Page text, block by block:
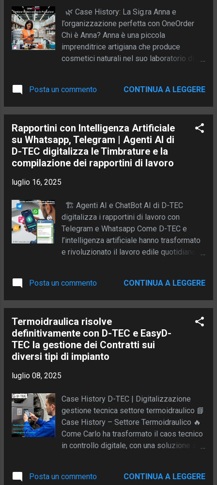
Settore: Installazione di impianti
fotovoltaici Cliente principale: Gruppo
nazionale di distribuzione energia
elettrica Flusso scelto: Gestito dal Back
Office (Rapporto Commessa + Giornalieri
grandi commesse , spesso assegnate da
stretti e obbligo ...
🌿 Case History: La Sig.ra Anna e
l’organizzazione perfetta con OneOrder
Chi è Anna? Anna è una piccola
imprenditrice artigiana che produce
cosmetici naturali nel suo laboratorio di
riflette nella qualità dei suoi prodotti, che
vengono venduti in diversi punti vendita
sul territorio tramite una rete di agenti
fidati. Il problema Anna si trova ogni
giorno a dover affrontare la stessa
difficoltà: garantire che i negozi rivenditori
abbiano sempre scorte sufficienti e che
azienda o telefonare. Ma c'è di più: una
volta ricevuto l’ordine, Anna deve passare
subito alla produzione , organizzando la
preparazione dei lotti in base alla richiesta
effettiva, senza perdere tempo in
fogli Excel. La soluzione? OneOrder.
Posta un commento CONTINUA A LEGGERE
Rapportini con Intelligenza Artificiale
su Whatsapp, Telegram | Agenti AI di
D-TEC digitalizza le Timbrature e la
compilazione dei rapportini di lavoro
luglio 16, 2025
🏗️ Agenti AI e ChatBot AI di D-TEC
digitalizza i rapportini di lavoro con
Telegram e Whatsapp Come D-TEC e
l’intelligenza artificiale hanno trasformato
e rivoluzionato il lavoro edile quotidiano
posatura pavimenti Sara ha 34 anni e ha
ereditato dall’amato padre una storica
impresa edile dell’Aquila, specializzata in
posatura di pavimenti per il settore civile .
Con quattro squadre attive in città e
provincia, Sara si trovava ogni giorno a
gestire il caos dei rapportini manuali: fogli,
scoprire D-TEC, Sara utilizzava quattro
app separate per: Rilevare ore e presenze
Registrare materiali Gestire mezzi e costi
Scambiare informazioni col personale
Nonostante tutto ciò, copriva solo il 60%
software esagerati. 💡 La svolta: Un...
Posta un commento CONTINUA A LEGGERE
Termoidraulica risolve
definitivamente con D-TEC e EasyD-
TEC la gestione dei Contratti sui
diversi tipi di impianto
luglio 08, 2025
Case History D-TEC | Digitalizzazione
gestione tecnica settore termoidraulico 📘
Case History – Settore Termoidraulico 🔥
Come Carlo ha trasformato il caos tecnico
in controllo digitale, con una soluzione su
concreto Carlo gestisce una ditta
Posta un commento CONTINUA A LEGGERE